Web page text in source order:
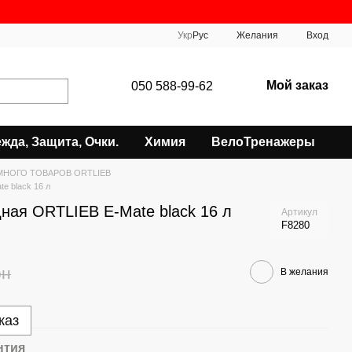
Укр Рус Желания Вход
050 588-99-62 Мой заказ
Защита, Очки. Химия ВелоТренажеры
ТОВАРОВ ORTLIEB
black 16 л
ORTLIEB E-Mate black 16 л Артикул
F8280
В желания